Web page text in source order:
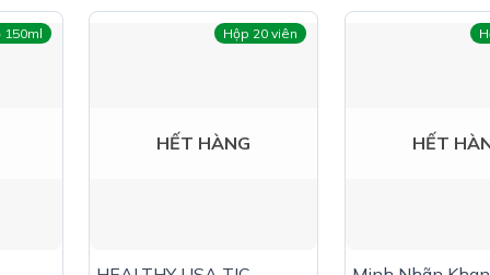
150ml Hộp 20 viên
HẾT HÀNG HẾT